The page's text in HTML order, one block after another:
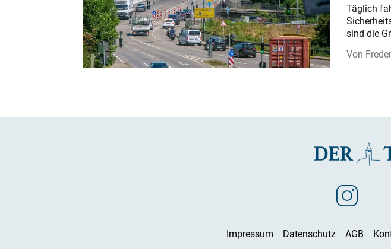
Täglich
sind die
Impressum Datenschutz AGB